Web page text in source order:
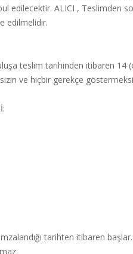
edilecektir. ALICI , Teslimden
edilmelidir.
teslim tarihinden itibaren 14
ve hiçbir gerekçe
tarihten itibaren